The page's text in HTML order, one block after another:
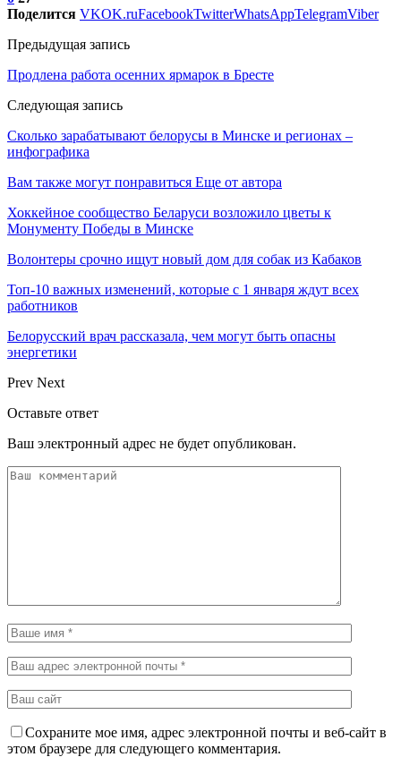
Поделится VKOK.ruFacebookTwitterWhatsAppTelegramViber
Предыдущая запись
Продлена работа осенних ярмарок в Бресте
Следующая запись
Сколько зарабатывают белорусы в Минске и регионах –
инфографика
Вам также могут понравиться Еще от автора
Хоккейное сообщество Беларуси возложило цветы к
Монументу Победы в Минске
Волонтеры срочно ищут новый дом для собак из Кабаков
Топ-10 важных изменений, которые с 1 января ждут всех
работников
Белорусский врач рассказала, чем могут быть опасны
энергетики
Prev Next
Оставьте ответ
Ваш электронный адрес не будет опубликован.
Сохраните мое имя, адрес электронной почты и веб-сайт в
этом браузере для следующего комментария.